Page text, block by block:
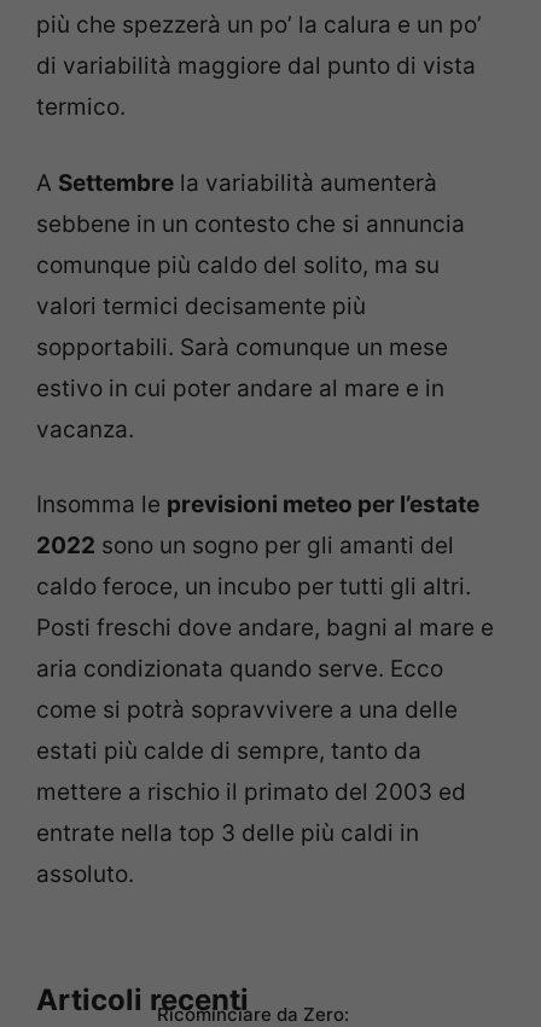
più che spezzerà un po’ la calura e un po’
di variabilità maggiore dal punto di vista
termico.
A Settembre la variabilità aumenterà
sebbene in un contesto che si annuncia
comunque più caldo del solito, ma su
valori termici decisamente più
sopportabili. Sarà comunque un mese
estivo in cui poter andare al mare e in
vacanza.
Insomma le previsioni meteo per l’estate
2022 sono un sogno per gli amanti del
caldo feroce, un incubo per tutti gli altri.
Posti freschi dove andare, bagni al mare e
aria condizionata quando serve. Ecco
come si potrà sopravvivere a una delle
estati più calde di sempre, tanto da
mettere a rischio il primato del 2003 ed
entrate nella top 3 delle più caldi in
assoluto.
Articoli recentiRicominciare da Zero: